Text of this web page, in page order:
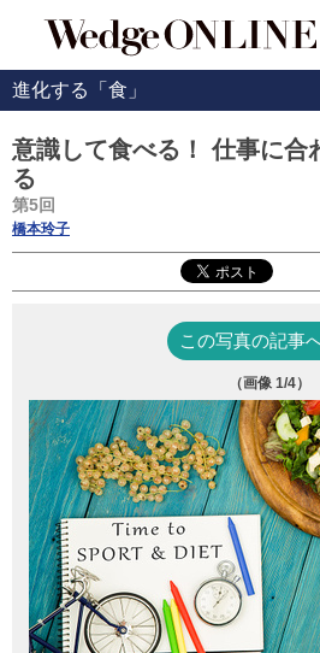
進化する「食」
意識して食べる！ 仕事に合
る
第5回
橋本玲子
この写真の記事
（画像 1/4）